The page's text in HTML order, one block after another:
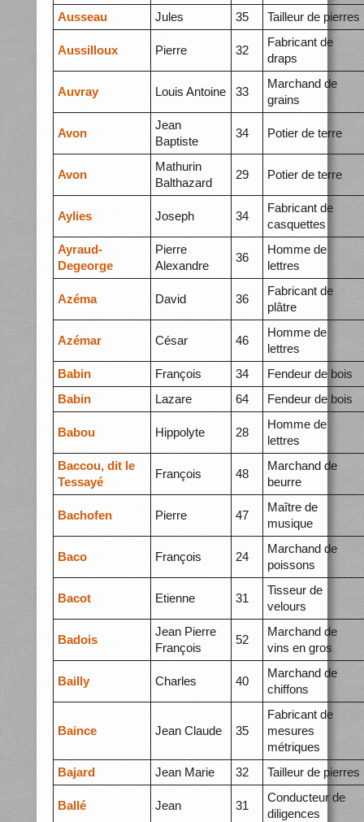
Ausseau
Jules 35 Tailleur de pierres
Aussilloux Pierre 32
Fabricant de
draps
Auvray Louis Antoine 33
Marchand de
grains
Avon
Jean
Baptiste
34 Potier de terre
Avon
Mathurin
Balthazard
29 Potier de terre
Aylies Joseph 34
Fabricant de
casquettes
Ayraud-
Degeorge
Pierre
Alexandre
36
Homme de
lettres
Azéma David 36
Fabricant de
plâtre
Azémar César 46
Homme de
lettres
Babin
François 34
Fendeur de bois
Babin
Lazare 64 Fendeur de bois
Babou Hippolyte 28
Homme de
lettres
Baccou, dit le
Tessayé
François 48
Marchand de
beurre
Bachofen Pierre 47
Maître de
musique
Baco François 24
Marchand de
poissons
Bacot Etienne 31
Tisseur de
velours
Badois
Jean Pierre
François
52
Marchand de
vins en gros
Bailly Charles 40
Marchand de
chiffons
Baince Jean Claude 35
Fabricant de
mesures
métriques
Bajard
Jean Marie 32 Tailleur de pierres
Ballé Jean 31
Conducteur de
diligences